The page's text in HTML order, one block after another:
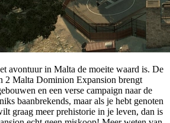
avontuur in Malta de moeite waard is. De
2 Malta Dominion Expansion brengt
en een verse campaign naar de
baanbrekends, maar als je hebt genoten
graag meer prehistorie in je leven, dan is